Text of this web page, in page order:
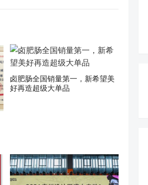
卤肥肠全国销量第一，新希望美
好再造超级大单品